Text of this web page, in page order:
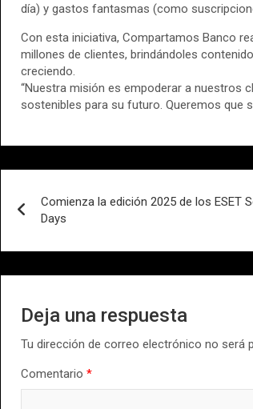
día) y gastos fantasmas (como
Con esta iniciativa, Compartamos Banco
millones de clientes, brindándoles
creciendo.
“Nuestra misión es empoderar a nuestros
sostenibles para su futuro. Queremos que
de
entradas
Comienza la edición 2025 de los ESET
Days
Deja una respuesta
Tu dirección de correo electrónico no será
Comentario*